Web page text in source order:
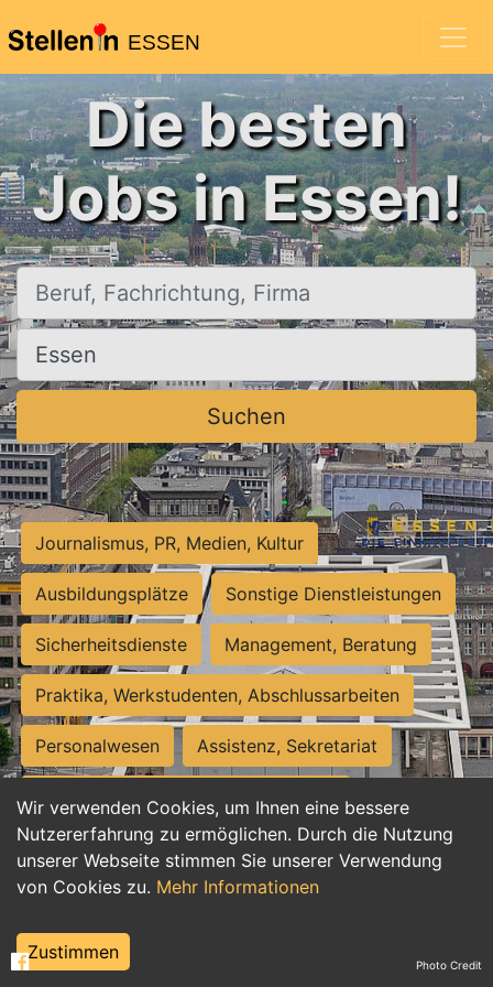
ESSEN
Wir verwenden Cookies, um Ihnen eine bessere
Nutzererfahrung zu ermöglichen. Durch die Nutzung
unserer Webseite stimmen Sie unserer Verwendung
von Cookies zu. Mehr Informationen
Zustimmen
Die besten
Jobs in Essen!
Beruf, Fachrichtung, Firma
Ort, Stadt
Suchen
Journalismus, PR, Medien, Kultur
Ausbildungsplätze Sonstige Dienstleistungen
Sicherheitsdienste Management, Beratung
Praktika, Werkstudenten, Abschlussarbeiten
Personalwesen Assistenz, Sekretariat
Hilfskräfte, Aushilfs- und Nebenjobs
Einkauf, Logistik, Materialwirtschaft
Weiterbildung, Studium, duale Ausbildung
Tourismus
Photo Credit